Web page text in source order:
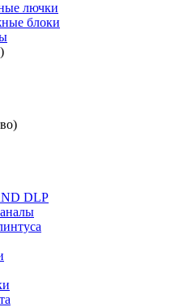
лючки
блоки
DLP